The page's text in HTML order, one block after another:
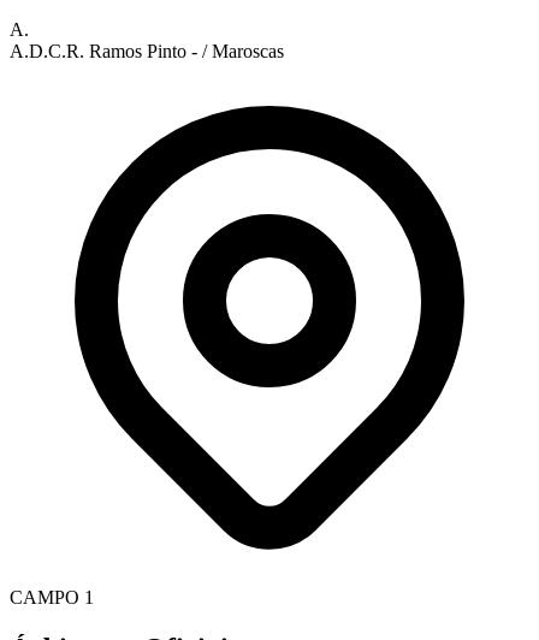
A.
A.D.C.R. Ramos Pinto - / Maroscas
CAMPO 1